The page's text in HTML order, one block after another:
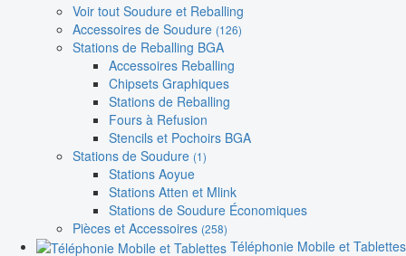
Voir tout Soudure et Reballing
Accessoires de Soudure (126)
Stations de Reballing BGA
Accessoires Reballing
Chipsets Graphiques
Stations de Reballing
Fours à Refusion
Stencils et Pochoirs BGA
Stations de Soudure (1)
Stations Aoyue
Stations Atten et Mlink
Stations de Soudure Économiques
Pièces et Accessoires (258)
Téléphonie Mobile et Tablettes